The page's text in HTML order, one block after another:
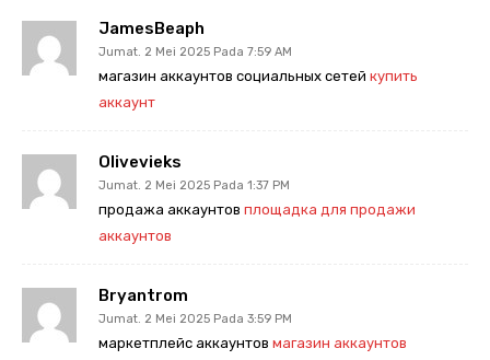
JamesBeaph
Jumat. 2 Mei 2025 Pada 7:59 AM
магазин аккаунтов социальных сетей купить
аккаунт
Olivevieks
Jumat. 2 Mei 2025 Pada 1:37 PM
продажа аккаунтов площадка для продажи
аккаунтов
Bryantrom
Jumat. 2 Mei 2025 Pada 3:59 PM
маркетплейс аккаунтов магазин аккаунтов